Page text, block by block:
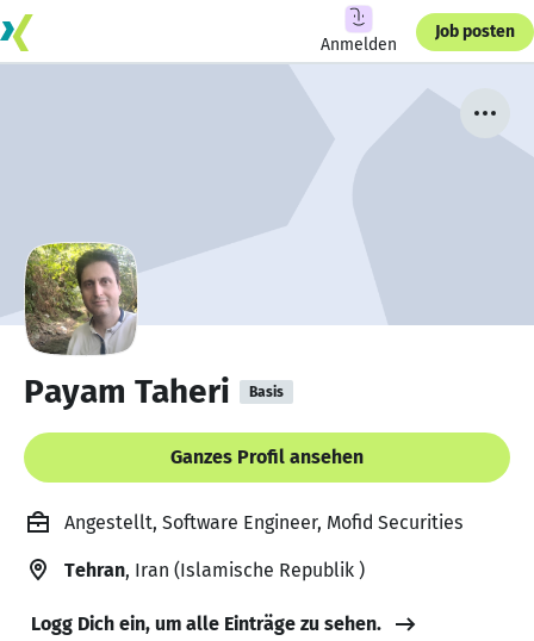
Anmelden
Job posten
Payam Taheri Basis
Ganzes Profil ansehen
Angestellt, Software Engineer, Mofid Securities
Tehran, Iran (Islamische Republik )
Logg Dich ein, um alle Einträge zu sehen.